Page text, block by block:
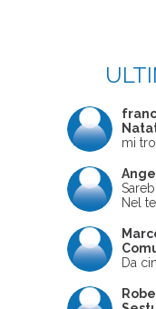
mi
Nel
ne
Da
in